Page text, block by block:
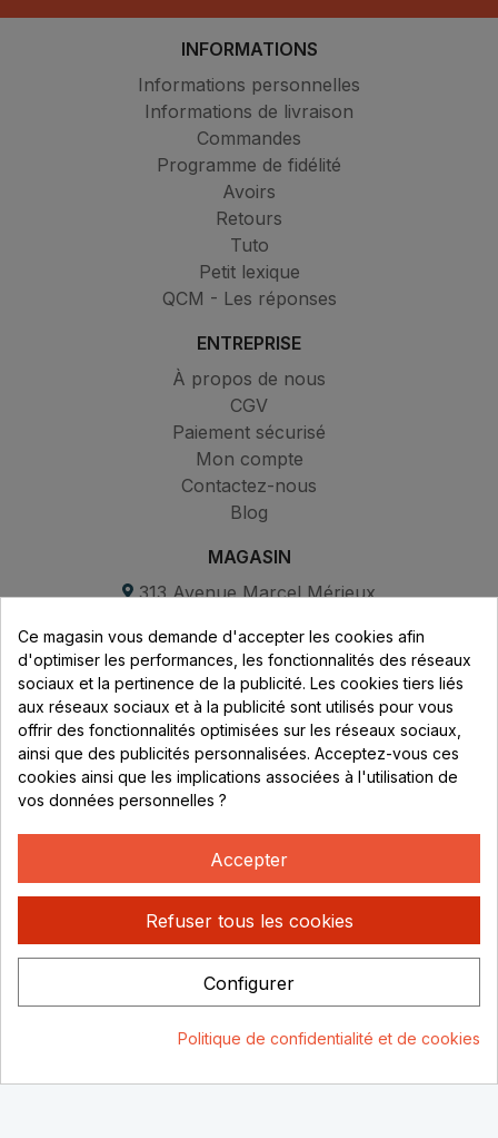
INFORMATIONS
Informations personnelles
Informations de livraison
Commandes
Programme de fidélité
Avoirs
Retours
Tuto
Petit lexique
QCM - Les réponses
ENTREPRISE
À propos de nous
CGV
Paiement sécurisé
Mon compte
Contactez-nous
Blog
MAGASIN
313 Avenue Marcel Mérieux
69530 Brignais
Lundi au vendredi :
8h - 16h
uniquement sur Rendez-vous
CONTACT
04 78 37 00 68
contact@rhonephilatelie.fr
Un site conçu par :
Ce magasin vous demande d'accepter les cookies afin
d'optimiser les performances, les fonctionnalités des réseaux
sociaux et la pertinence de la publicité. Les cookies tiers liés
aux réseaux sociaux et à la publicité sont utilisés pour vous
offrir des fonctionnalités optimisées sur les réseaux sociaux,
ainsi que des publicités personnalisées. Acceptez-vous ces
cookies ainsi que les implications associées à l'utilisation de
vos données personnelles ?
Accepter
Refuser tous les cookies
Configurer
Politique de confidentialité et de cookies